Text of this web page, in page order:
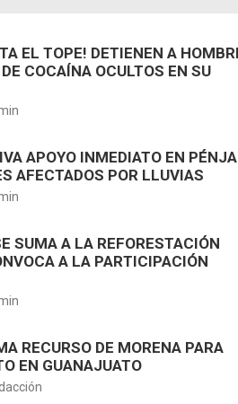
EL TOPE! DETIENEN A
COCAÍNA OCULTOS EN SU
APOYO INMEDIATO EN
AFECTADOS POR LLUVIAS
SUMA A LA REFORESTACIÓN
A LA PARTICIPACIÓN
RECURSO DE MORENA PARA
EN GUANAJUATO